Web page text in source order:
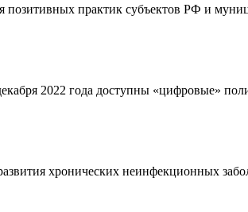
позитивных практик субъектов РФ и
декабря 2022 года доступны «цифровые»
хронических неинфекционных